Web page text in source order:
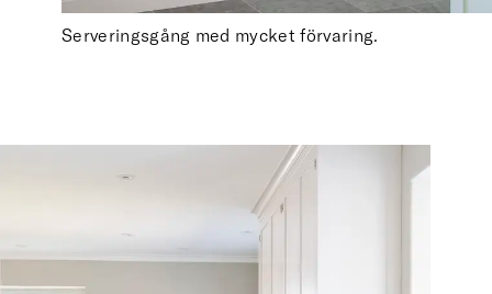
Serveringsgång med mycket förvaring.